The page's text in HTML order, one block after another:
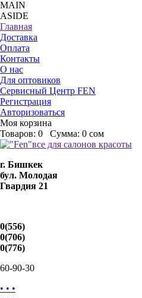
MAIN
ASIDE
Главная
Доставка
Оплата
Контакты
О нас
Для оптовиков
Сервисный Центр FEN
Регистрация
Авторизоваться
Моя корзина
Товаров: 0 Сумма: 0 сом
г. Бишкек
бул. Молодая
Гвардия 21
0(556)
0(706)
0(776)
60-90-30
• • •